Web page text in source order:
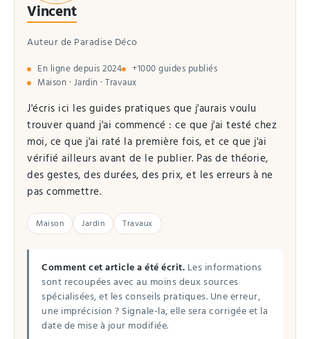
Vincent
Auteur de Paradise Déco
En ligne depuis 2024
+1000 guides publiés
Maison · Jardin · Travaux
J'écris ici les guides pratiques que j'aurais voulu
trouver quand j'ai commencé : ce que j'ai testé chez
moi, ce que j'ai raté la première fois, et ce que j'ai
vérifié ailleurs avant de le publier. Pas de théorie,
des gestes, des durées, des prix, et les erreurs à ne
pas commettre.
Maison Jardin Travaux
Comment cet article a été écrit. Les informations
sont recoupées avec au moins deux sources
spécialisées, et les conseils pratiques. Une erreur,
une imprécision ? Signale-la, elle sera corrigée et la
date de mise à jour modifiée.